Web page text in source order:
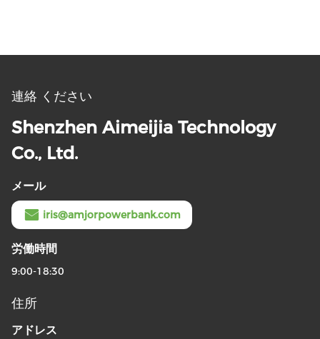
連絡 ください
Shenzhen Aimeijia Technology
Co., Ltd.
メール
iris@amjorpowerbank.com
労働時間
9:00-18:30
住所
アドレス